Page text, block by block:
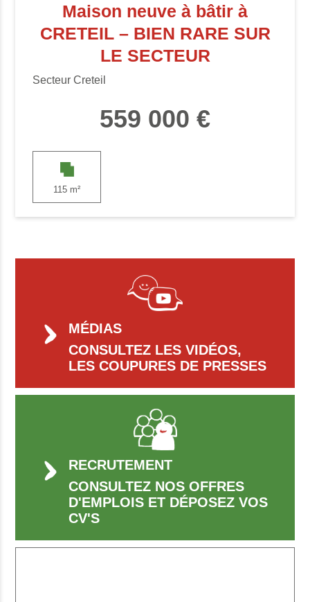
Maison neuve à bâtir à
CRETEIL – BIEN RARE SUR
LE SECTEUR
Secteur Creteil
559 000 €
115 m²
MÉDIAS
CONSULTEZ LES VIDÉOS,
LES COUPURES DE PRESSES
RECRUTEMENT
CONSULTEZ NOS OFFRES
D'EMPLOIS ET DÉPOSEZ VOS
CV'S